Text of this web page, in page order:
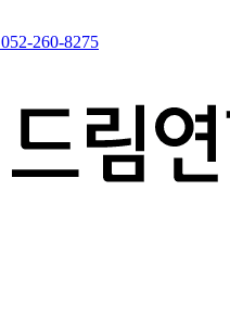
052-260-8275